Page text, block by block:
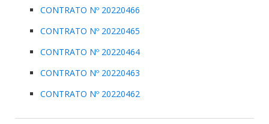
CONTRATO Nº 20220466
CONTRATO Nº 20220465
CONTRATO Nº 20220464
CONTRATO Nº 20220463
CONTRATO Nº 20220462